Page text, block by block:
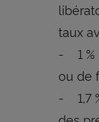
taux
- 1 %
ou de
- 1,7